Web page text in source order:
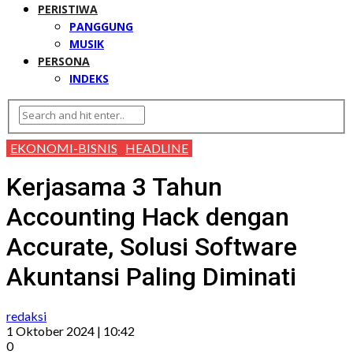
PERISTIWA
PANGGUNG
MUSIK
PERSONA
INDEKS
EKONOMI-BISNIS HEADLINE
Kerjasama 3 Tahun
Accounting Hack dengan
Accurate, Solusi Software
Akuntansi Paling Diminati
redaksi
1 Oktober 2024 | 10:42
0